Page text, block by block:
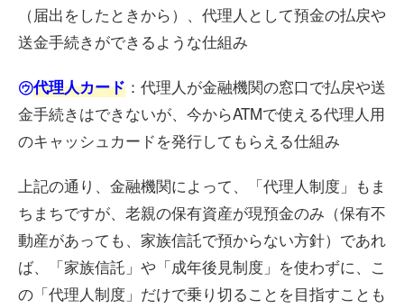
（届出をしたときから）、代理人として預金の払戻や
送金手続きができるような仕組み
㋒代理人カード ：代理人が金融機関の窓口で払戻や送
金手続きはできないが、今からATMで使える代理人用
のキャッシュカードを発行してもらえる仕組み
上記の通り、金融機関によって、「代理人制度」もま
ちまちですが、老親の保有資産が現預金のみ（保有不
動産があっても、家族信託で預からない方針）であれ
ば、「家族信託」や「成年後見制度」を使わずに、こ
の「代理人制度」だけで乗り切ることを目指すことも